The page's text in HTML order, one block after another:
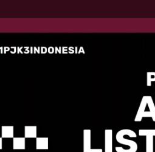
APD K3 Konstruksi Yang